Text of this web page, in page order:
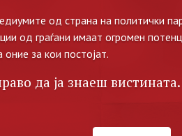
од страна на политички
од граѓани имаат огромен
за кои постојат.
да ја знаеш вистината.